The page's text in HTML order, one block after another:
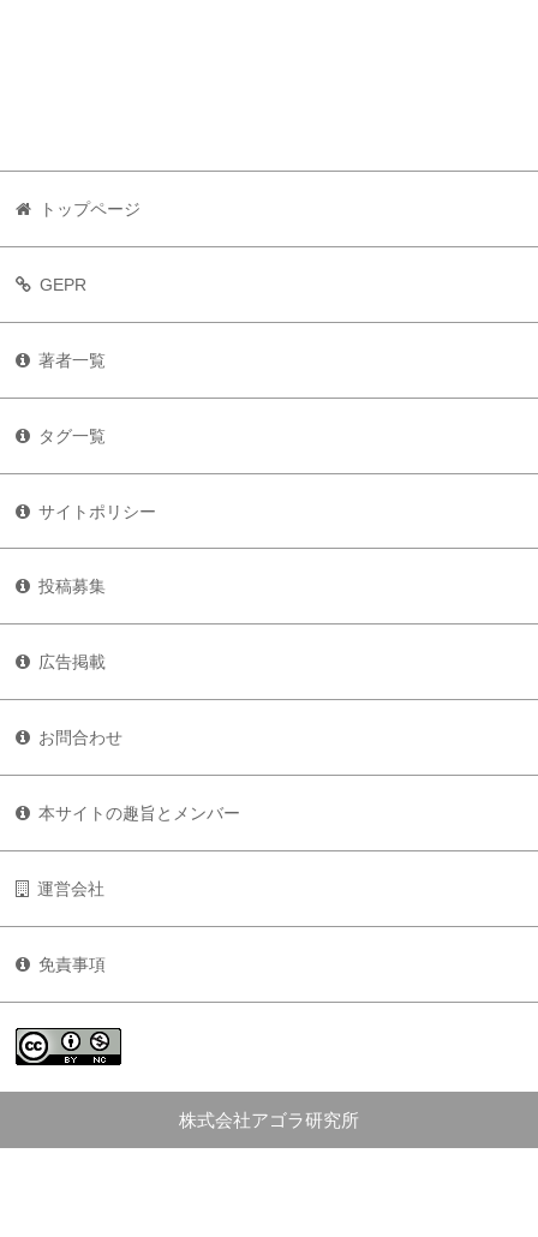
トップページ
GEPR
著者一覧
タグ一覧
サイトポリシー
投稿募集
広告掲載
お問合わせ
本サイトの趣旨とメンバー
運営会社
免責事項
株式会社アゴラ研究所